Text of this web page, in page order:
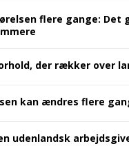
flere gange: Det
der rækker over
kan ændres flere
udenlandsk